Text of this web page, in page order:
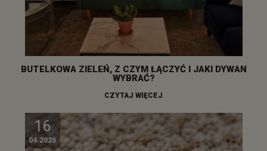
BUTELKOWA ZIELEŃ, Z CZYM ŁĄCZYĆ I JAKI DYWAN
WYBRAĆ?
CZYTAJ WIĘCEJ
16
04.2026